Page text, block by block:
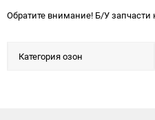
Обратите внимание! Б/У запчасти
Категория озон